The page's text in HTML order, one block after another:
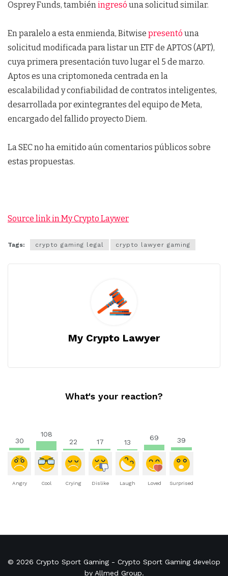
Osprey Funds, tambiéningresó una solicitud similar.
En paralelo a esta enmienda, Bitwise presentó una
solicitud modificada para listar un ETF de APTOS (APT),
cuya primera presentación tuvo lugar el 5 de marzo.
Aptos es una criptomoneda centrada en la
escalabilidad y confiabilidad de contratos inteligentes,
desarrollada por exintegrantes del equipo de Meta,
encargado del fallido proyecto Diem.
La SEC no ha emitido aún comentarios públicos sobre
estas propuestas.
Source link in My Crypto Laywer
Tags: crypto gaming legal crypto lawyer gaming
My Crypto Lawyer
What's your reaction?
30
Angry
108
Cool
22
Crying
17
Dislike
13
Laugh
69
Loved
39
Surprised
© 2026 Crypto Sport Gaming - Crypto Sport Gaming develop
by Allmed Group.